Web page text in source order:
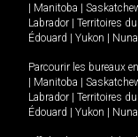
Manitoba
Labrador
Territoires
Édouard
Yukon
Parcourir les bureaux en
Manitoba
Labrador
Territoires
Édouard
Yukon